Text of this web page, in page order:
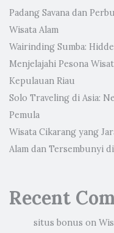
Padang Savana dan
Wisata Alam
Wairinding Sumba:
Menjelajahi Pesona
Kepulauan Riau
Solo Traveling di Asia:
Pemula
Wisata Cikarang yang
Alam dan Tersembunyi
Recent
situs bonus on